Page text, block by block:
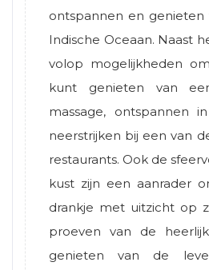
ontspannen en
Indische Oceaan. Naast
volop mogelijkheden
kunt genieten van
massage, ontspannen
neerstrijken bij een van
restaurants. Ook de
kust zijn een aanrader
drankje met uitzicht op
proeven van de
genieten van de